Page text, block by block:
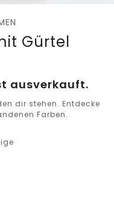
Gürtel
ausverkauft.
dir stehen. Entdecke
Farben.